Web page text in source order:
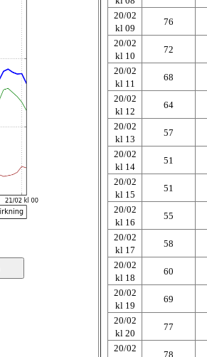
20/02
kl 09
76
20/02
kl 10
72
20/02
kl 11
68
20/02
kl 12
64
20/02
kl 13
57
20/02
kl 14
51
20/02
kl 15
51
20/02
kl 16
55
20/02
kl 17
58
20/02
kl 18
60
20/02
kl 19
69
20/02
kl 20
77
20/02
78